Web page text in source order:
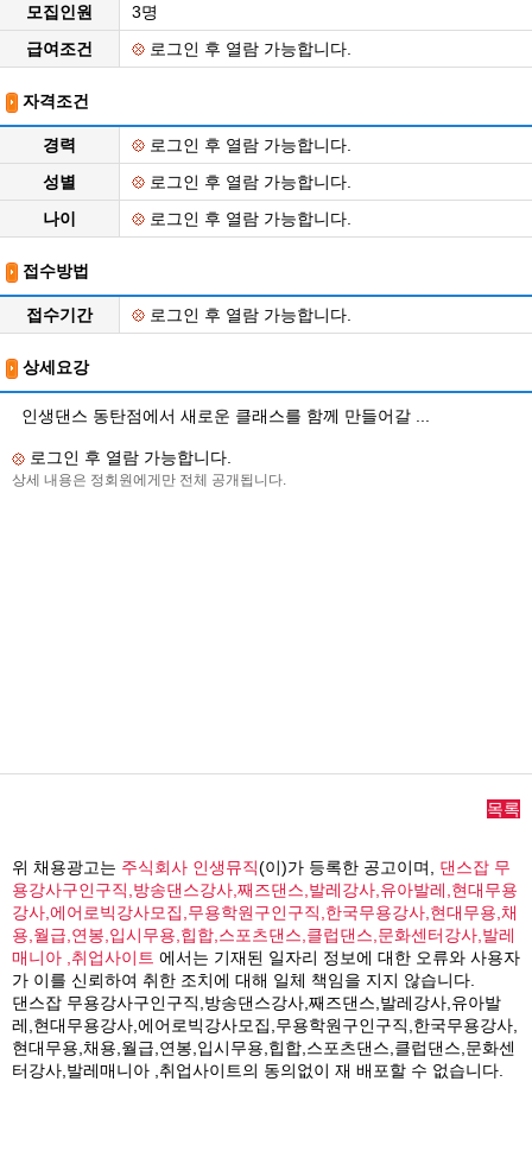
모집인원
3명
급여조건
로그인 후 열람 가능합니다.
자격조건
경력
로그인 후 열람 가능합니다.
성별
로그인 후 열람 가능합니다.
나이
로그인 후 열람 가능합니다.
접수방법
접수기간 로그인 후 열람 가능합니다.
상세요강
인생댄스 동탄점에서 새로운 클래스를 함께 만들어갈 ...
로그인 후 열람 가능합니다.
상세 내용은 정회원에게만 전체 공개됩니다.
목록
위 채용광고는 주식회사 인생뮤직(이)가 등록한 공고이며, 댄스잡 무
용강사구인구직,방송댄스강사,째즈댄스,발레강사,유아발레,현대무용
강사,에어로빅강사모집,무용학원구인구직,한국무용강사,현대무용,채
용,월급,연봉,입시무용,힙합,스포츠댄스,클럽댄스,문화센터강사,발레
매니아 ,취업사이트 에서는 기재된 일자리 정보에 대한 오류와 사용자
가 이를 신뢰하여 취한 조치에 대해 일체 책임을 지지 않습니다.
댄스잡 무용강사구인구직,방송댄스강사,째즈댄스,발레강사,유아발
레,현대무용강사,에어로빅강사모집,무용학원구인구직,한국무용강사,
현대무용,채용,월급,연봉,입시무용,힙합,스포츠댄스,클럽댄스,문화센
터강사,발레매니아 ,취업사이트의 동의없이 재 배포할 수 없습니다.